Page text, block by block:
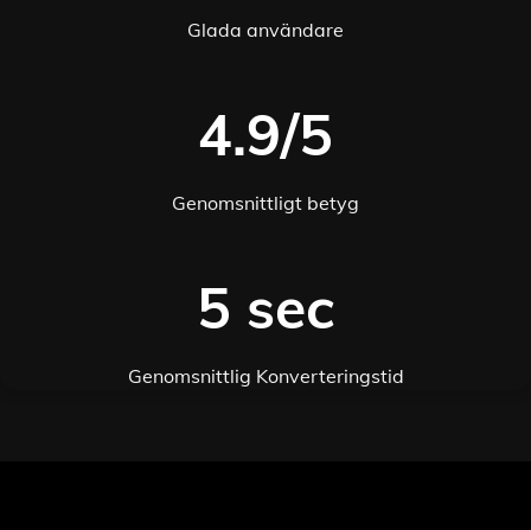
Glada användare
4.9/5
Genomsnittligt betyg
5 sec
Genomsnittlig Konverteringstid